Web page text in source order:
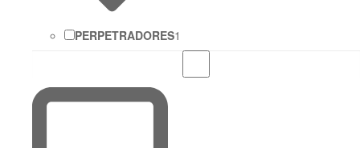
PERPETRADORES1